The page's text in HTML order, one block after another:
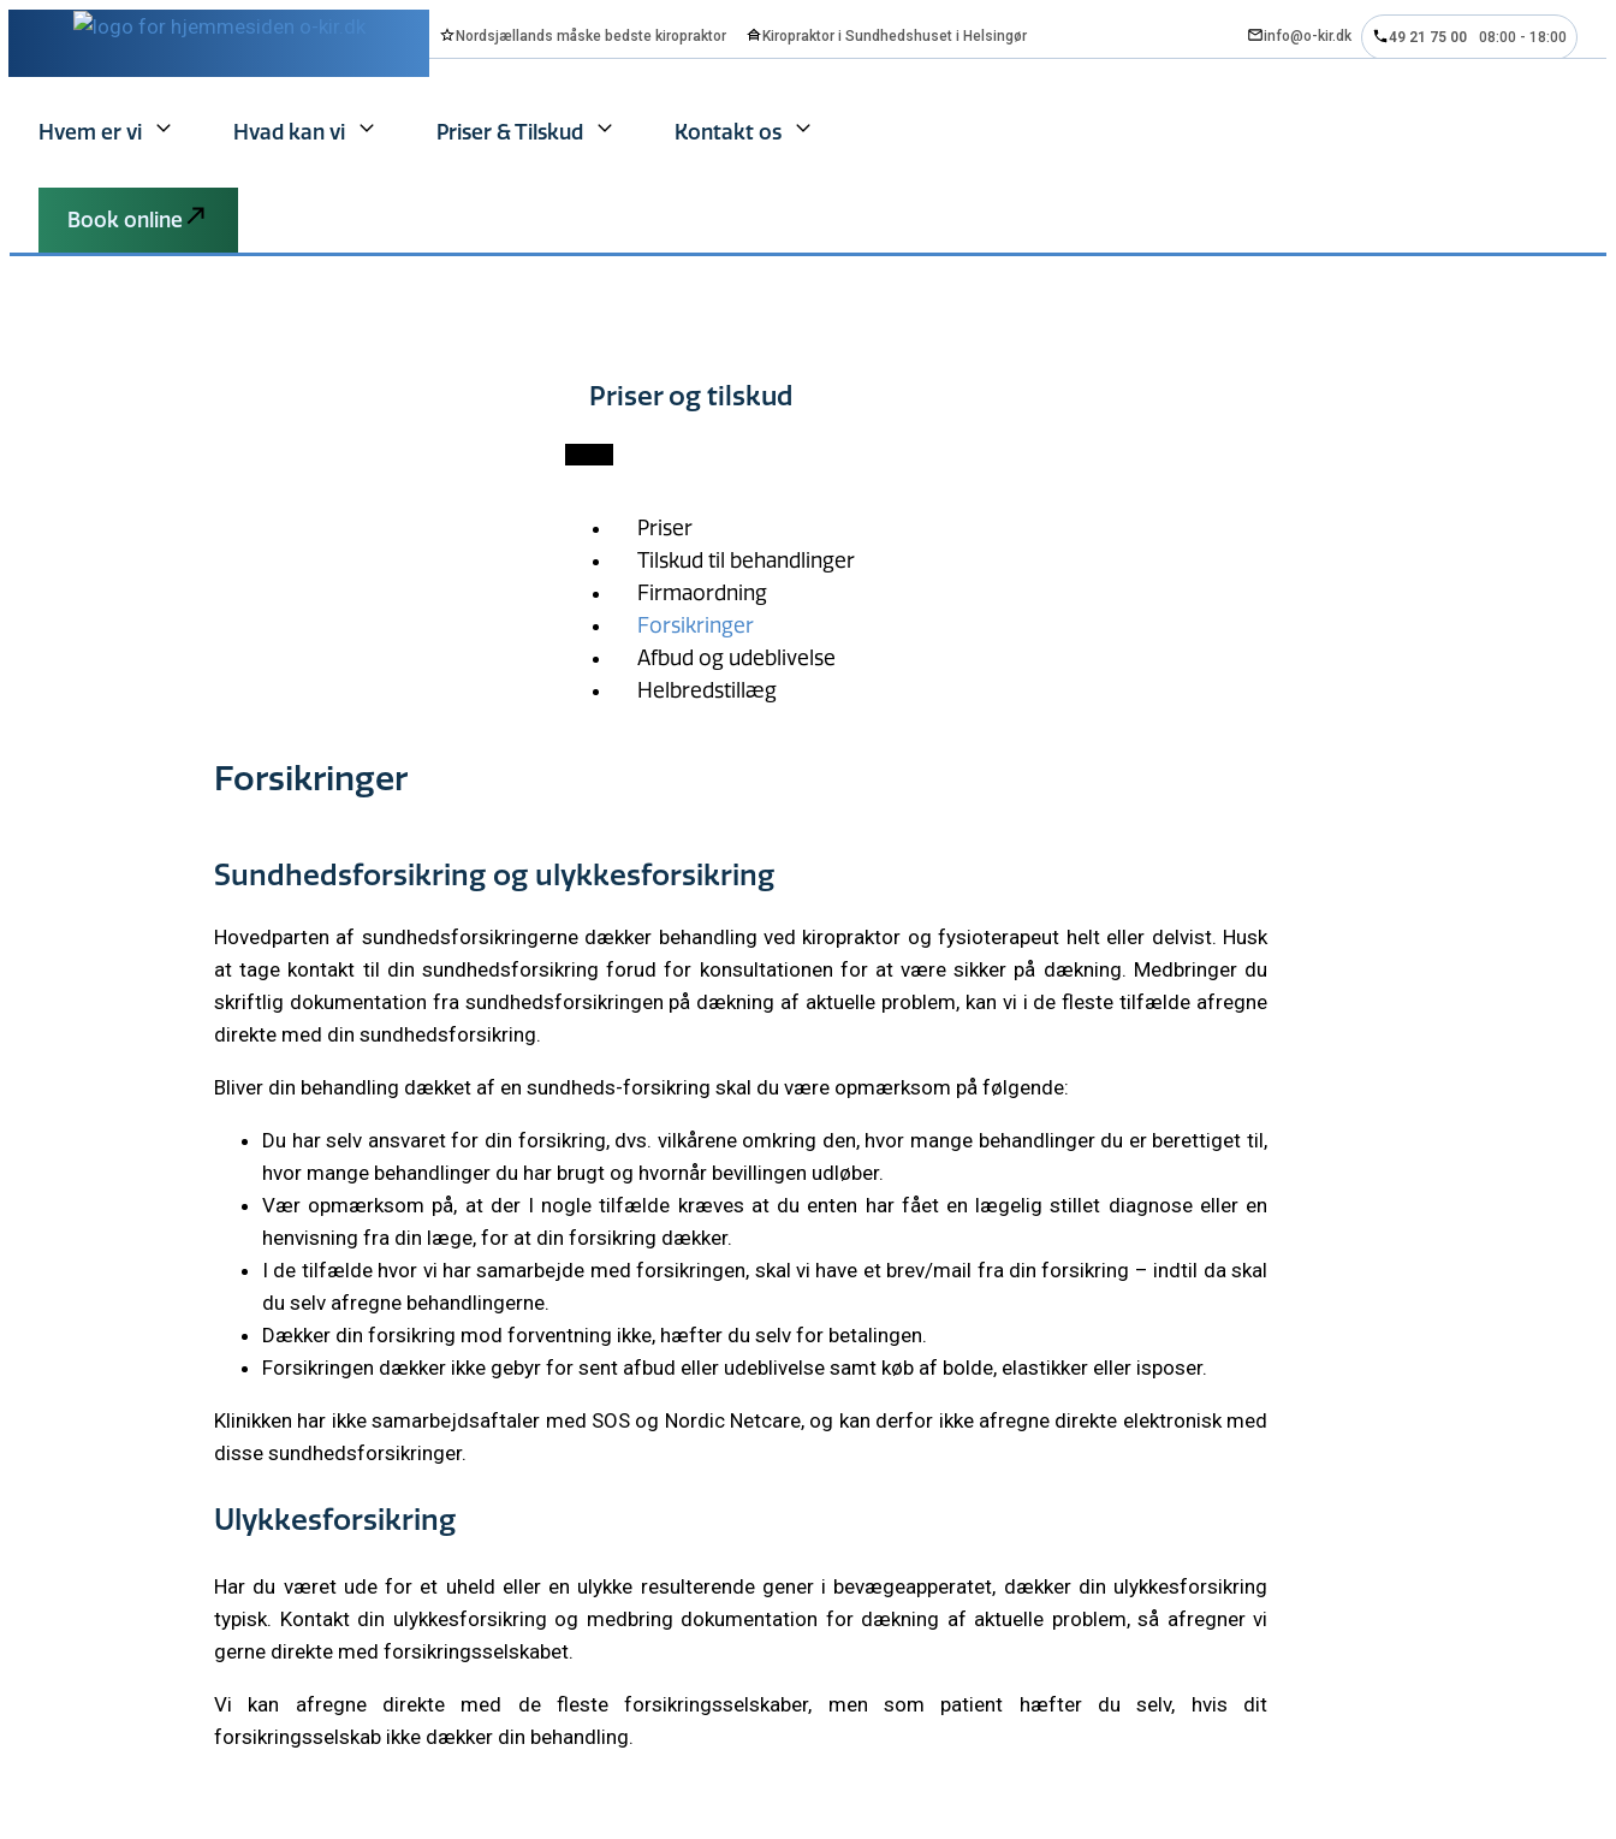
Nordsjællands måske bedste kiropraktor Kiropraktor i Sundhedshuset i Helsingør info@o-kir.dk 49 21 75 00 08:00 - 18:00
Hvem er vi Hvad kan vi Priser & Tilskud Kontakt os
Book online
Priser og tilskud
Priser
Tilskud til behandlinger
Firmaordning
Forsikringer
Afbud og udeblivelse
Helbredstillæg
Forsikringer
Sundhedsforsikring og ulykkesforsikring
Hovedparten af sundhedsforsikringerne dækker behandling ved kiropraktor og fysioterapeut helt eller delvist. Husk
at tage kontakt til din sundhedsforsikring forud for konsultationen for at være sikker på dækning. Medbringer du
skriftlig dokumentation fra sundhedsforsikringen på dækning af aktuelle problem, kan vi i de fleste tilfælde afregne
direkte med din sundhedsforsikring.
Bliver din behandling dækket af en sundheds-forsikring skal du være opmærksom på følgende:
Du har selv ansvaret for din forsikring, dvs. vilkårene omkring den, hvor mange behandlinger du er berettiget til,
hvor mange behandlinger du har brugt og hvornår bevillingen udløber.
Vær opmærksom på, at der I nogle tilfælde kræves at du enten har fået en lægelig stillet diagnose eller en
henvisning fra din læge, for at din forsikring dækker.
I de tilfælde hvor vi har samarbejde med forsikringen, skal vi have et brev/mail fra din forsikring – indtil da skal
du selv afregne behandlingerne.
Dækker din forsikring mod forventning ikke, hæfter du selv for betalingen.
Forsikringen dækker ikke gebyr for sent afbud eller udeblivelse samt køb af bolde, elastikker eller isposer.
Klinikken har ikke samarbejdsaftaler med SOS og Nordic Netcare, og kan derfor ikke afregne direkte elektronisk med
disse sundhedsforsikringer.
Ulykkesforsikring
Har du været ude for et uheld eller en ulykke resulterende gener i bevægeapperatet, dækker din ulykkesforsikring
typisk. Kontakt din ulykkesforsikring og medbring dokumentation for dækning af aktuelle problem, så afregner vi
gerne direkte med forsikringsselskabet.
Vi kan afregne direkte med de fleste forsikringsselskaber, men som patient hæfter du selv, hvis dit
forsikringsselskab ikke dækker din behandling.